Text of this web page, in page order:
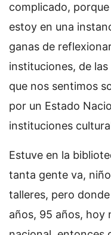
complicado,
estoy en una
ganas de
instituciones, de
que nos sentimos
por un Estado
instituciones
Estuve en la
tanta gente va,
talleres, pero
años, 95 años, hoy